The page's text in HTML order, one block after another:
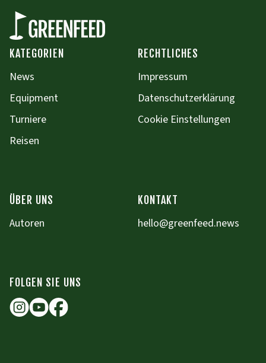
KATEGORIEN
News
Equipment
Turniere
Reisen
RECHTLICHES
Impressum
Datenschutzerklärung
Cookie Einstellungen
ÜBER UNS
Autoren
KONTAKT
hello@greenfeed.news
FOLGEN SIE UNS